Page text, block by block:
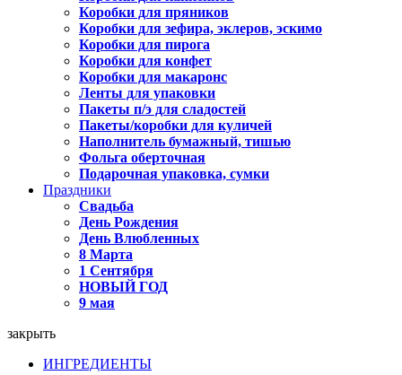
Коробки для пряников
Коробки для зефира, эклеров, эскимо
Коробки для пирога
Коробки для конфет
Коробки для макаронс
Ленты для упаковки
Пакеты п/э для сладостей
Пакеты/коробки для куличей
Наполнитель бумажный, тишью
Фольга оберточная
Подарочная упаковка, сумки
Праздники
Свадьба
День Рождения
День Влюбленных
8 Марта
1 Сентября
НОВЫЙ ГОД
9 мая
закрыть
ИНГРЕДИЕНТЫ